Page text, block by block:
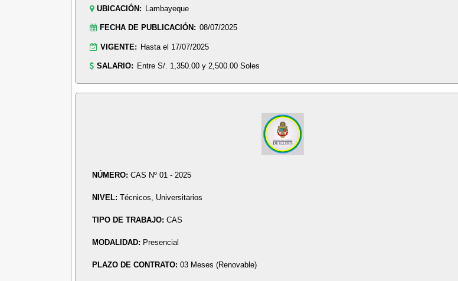
UBICACIÓN: Lambayeque
FECHA DE PUBLICACIÓN: 08/07/2025
VIGENTE: Hasta el 17/07/2025
SALARIO: Entre S/. 1,350.00 y 2,500.00 Soles
NÚMERO:CAS Nº 01 - 2025
NIVEL:Técnicos, Universitarios
TIPO DE TRABAJO:CAS
MODALIDAD: Presencial
PLAZO DE CONTRATO:03 Meses (Renovable)